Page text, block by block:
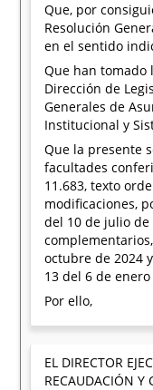
Que, por
Resolución
en el sentido
Que han tomado
Dirección de
Generales de
Institucional y
Que la presente
facultades
11.683, texto
modificaciones,
del 10 de julio de
octubre de 2024
13 del 6 de
Por ello,
EL DIRECTOR
RECAUDACIÓN Y